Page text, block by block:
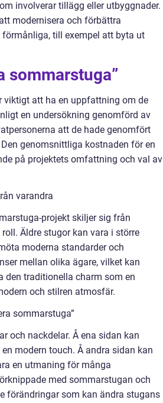
involverar tillägg eller utbyggnader.
modernisera och förbättra
till exempel att byta ut
sommarstuga”
viktigt att ha en uppfattning om de
en undersökning genomförd av
att de hade genomfört
genomsnittliga kostnaden för en
på projektets omfattning och val av
varandra
projekt skiljer sig från
Äldre stugor kan vara i större
moderna standarder och
mellan olika ägare, vilket kan
den traditionella charm som en
och stilren atmosfär.
sommarstuga”
och nackdelar. Å ena sidan kan
modern touch. Å andra sidan kan
en utmaning för många
med sommarstugan och
förändringar som kan ändra stugans